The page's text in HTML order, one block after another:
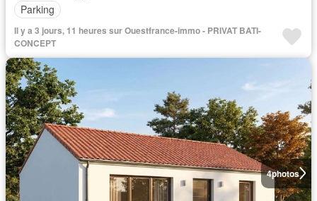
Parking
Il y a 3 jours, 11 heures sur Ouestfrance-immo - PRIVAT BATI-
CONCEPT
4photos